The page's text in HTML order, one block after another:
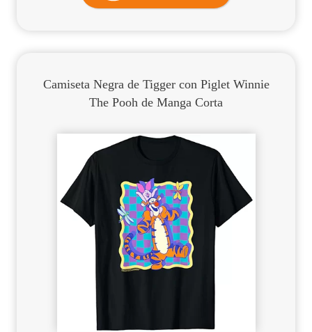
Camiseta Negra de Tigger con Piglet Winnie
The Pooh de Manga Corta